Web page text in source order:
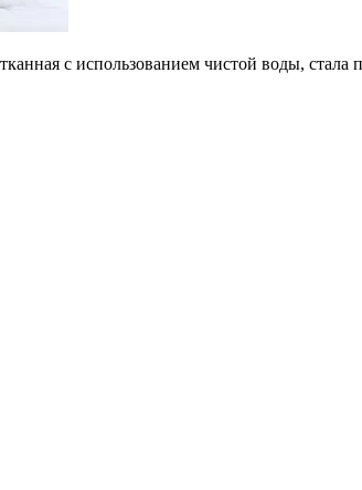
с использованием чистой воды,